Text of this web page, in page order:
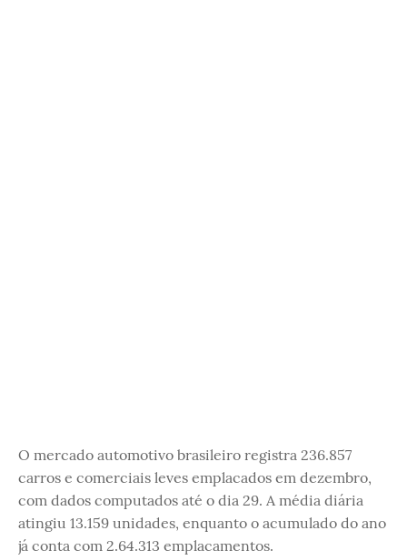
O mercado automotivo brasileiro registra 236.857
carros e comerciais leves emplacados em dezembro,
com dados computados até o dia 29. A média diária
atingiu 13.159 unidades, enquanto o acumulado do ano
já conta com 2.64.313 emplacamentos.